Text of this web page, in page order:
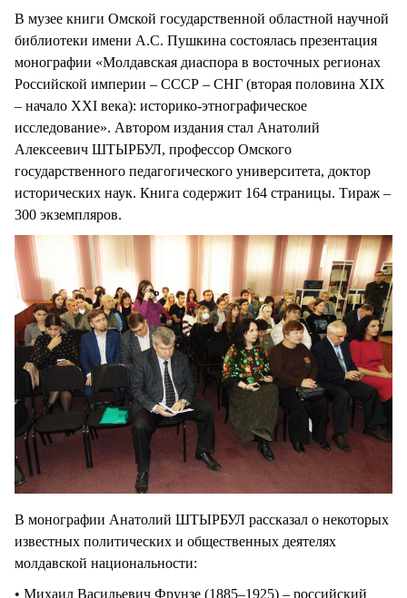
В музее книги Омской государственной областной научной
библиотеки имени А.С. Пушкина состоялась презентация
монографии «Молдавская диаспора в восточных регионах
Российской империи – СССР – СНГ (вторая половина XIX
– начало XXI века): историко-этнографическое
исследование». Автором издания стал Анатолий
Алексеевич ШТЫРБУЛ, профессор Омского
государственного педагогического университета, доктор
исторических наук. Книга содержит 164 страницы. Тираж –
300 экземпляров.
В монографии Анатолий ШТЫРБУЛ рассказал о некоторых
известных политических и общественных деятелях
молдавской национальности:
• Михаил Васильевич Фрунзе (1885–1925) – российский